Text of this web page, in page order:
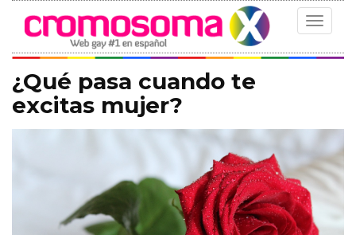
Toggle
¿Qué pasa cuando te
excitas mujer?